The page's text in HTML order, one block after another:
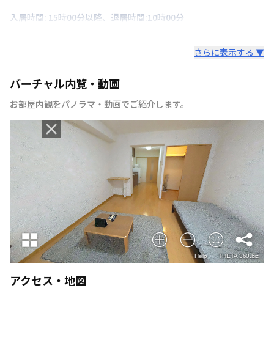
入居時間: 15時00分以降、退居時間:10時00分
さらに表示する ▼
バーチャル内覧・動画
お部屋内観をパノラマ・動画でご紹介します。
アクセス・地図